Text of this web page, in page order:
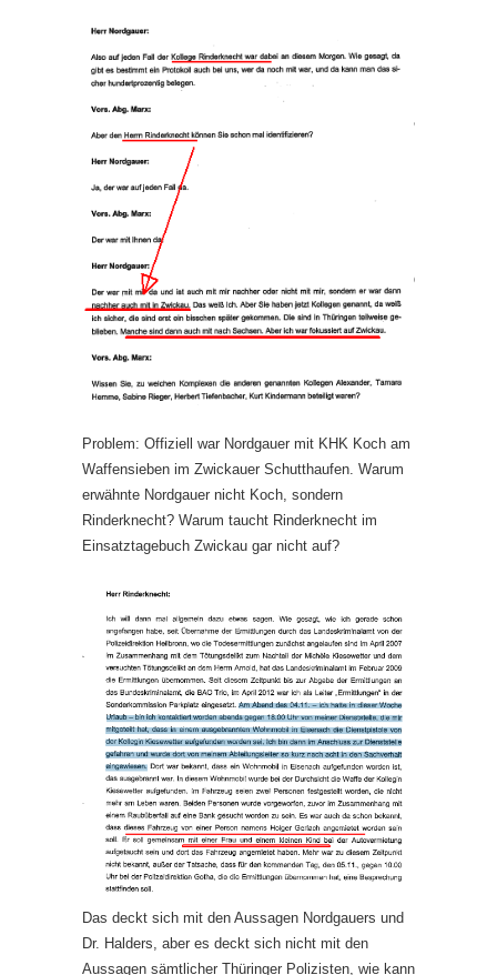
Problem: Offiziell war Nordgauer mit KHK Koch am
Waffensieben im Zwickauer Schutthaufen. Warum
erwähnte Nordgauer nicht Koch, sondern
Rinderknecht? Warum taucht Rinderknecht im
Einsatztagebuch Zwickau gar nicht auf?
Das deckt sich mit den Aussagen Nordgauers und
Dr. Halders, aber es deckt sich nicht mit den
Aussagen sämtlicher Thüringer Polizisten, wie kann